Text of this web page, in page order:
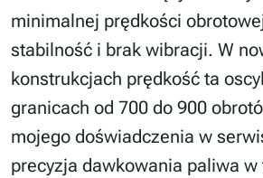
minimalnej prędkości
stabilność i brak wibracji. W
konstrukcjach prędkość ta
granicach od 700 do 900
mojego doświadczenia w
precyzja dawkowania paliwa